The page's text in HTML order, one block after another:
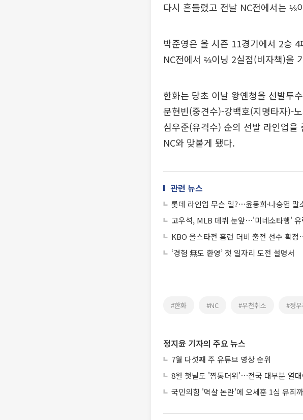
다시 흔들렸고 전날 NC전에서는 ⅓
박준영은 올 시즌 11경기에서 2승
NC전에서 ⅔이닝 2실점(비자책)을
한화는 당초 이날 왕옌청을 선발투
문현빈(중견수)-강백호(지명타자)-
심우준(유격수) 순의 선발 라인업
NC와 맞붙게 됐다.
관련 뉴스
롯데 라인업 무슨 일?⋯윤동희·나승엽 말
고우석, MLB 데뷔 눈앞⋯'미네소타행' 유
KBO 올스타전 홈런 더비 출전 선수 확
‘경험 無도 환영’ 첫 일자리 도전 설명서
#한화 #NC #우천취소 #정
정지윤 기자의 주요 뉴스
7월 다섯째 주 유튜브 영상 순위
8월 첫날도 '찜통더위'⋯전국 대부분 열대
국민의힘 '멱살 논란'에 오세훈 1심 유죄